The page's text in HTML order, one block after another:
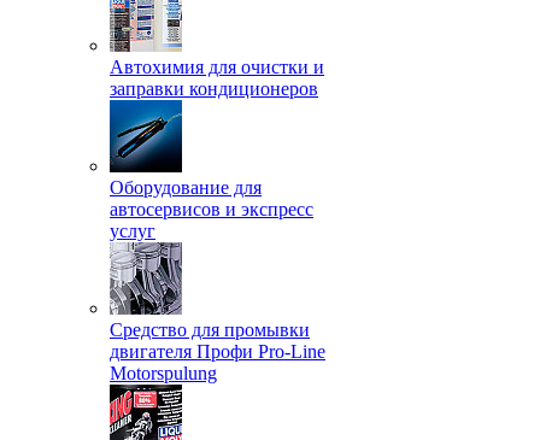
Автохимия для очистки и
заправки кондиционеров
Оборудование для
автосервисов и экспресс
услуг
Средство для промывки
двигателя Профи Pro-Line
Motorspulung